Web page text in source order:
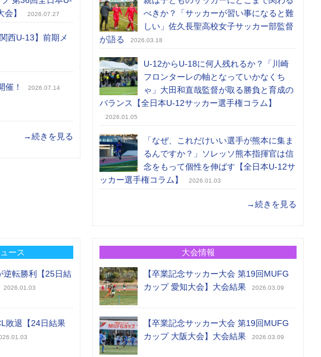
】
2026.07.27
西U-13】前期メ
催！ 2026.07.14
→続きを見る
べきか？「サッカーが習い事になると難
しい」佐久長聖高校女子サッカー部監督
が語る
2026.03.18
U-12からU-18に何人残れるか？「川崎
フロンターレの軸となっていかなくち
ゃ」大田和直哉監督が取る勝負と育成の
バランス【全日本U-12サッカー選手権コラム】
2026.01.05
「なぜ、これだけいい選手が熊本に集ま
るんですか？」ソレッソ熊本指揮官は信
念をもって個性を伸ばす【全日本U-12サ
ッカー選手権コラム】
2026.01.03
→続きを見る
ース
逆転勝利【25日結
2026.01.03
敗退【24日結果
大会情報
【卒業記念サッカー大会 第19回MUFG
カップ 愛知大会】大会結果
2026.03.09
【卒業記念サッカー大会 第19回MUFG
カップ 大阪大会】大会結果
2026.03.09